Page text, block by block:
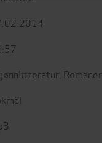
Romaner